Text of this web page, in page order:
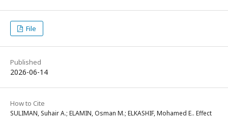
File
Published
2026-06-14
How to Cite
SULIMAN, Suhair A.; ELAMIN, Osman M.; ELKASHIF, Mohamed E.. Effect